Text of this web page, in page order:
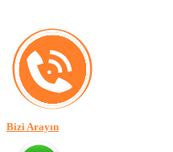
Bizi Arayın